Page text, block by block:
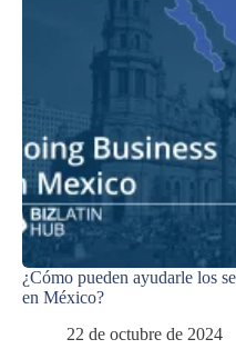
¿Cómo pueden ayudarle los
en México?
22 de octubre de 2024